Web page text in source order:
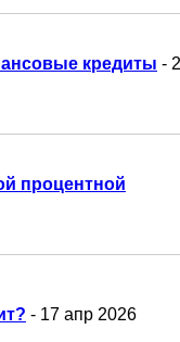
кредиты -
процентной
- 17 апр 2026